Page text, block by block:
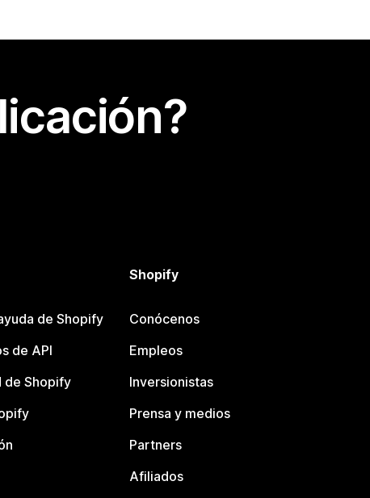
de Shopify
de API
de Shopify
Shopify
Conócenos
Empleos
Inversionistas
Prensa y medios
Partners
Afiliados